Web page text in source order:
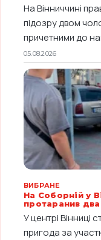
На Вінниччині
підозру двом
причетними до
05.08.2026
ВИБРАНЕ
На Соборній у
протаранив два
У центрі
пригода за